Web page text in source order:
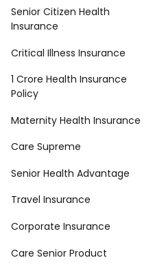
Senior Citizen Health
Insurance
Critical Illness Insurance
1 Crore Health Insurance
Policy
Maternity Health Insurance
Care Supreme
Senior Health Advantage
Travel Insurance
Corporate Insurance
Care Senior Product